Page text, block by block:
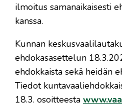
ilmoitus samanaikaisesti
kanssa.
Kunnan
ehdokasasettelun
ehdokkaista sekä heidän
Tiedot
18.3. osoitteesta